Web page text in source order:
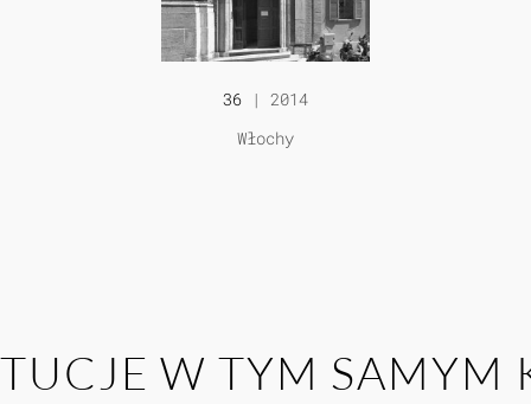
36 | 2014
Włochy
W TYM SAMYM